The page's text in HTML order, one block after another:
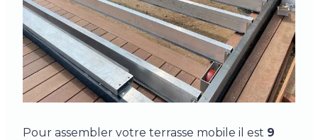
9
Pour assembler votre terrasse mobile il est